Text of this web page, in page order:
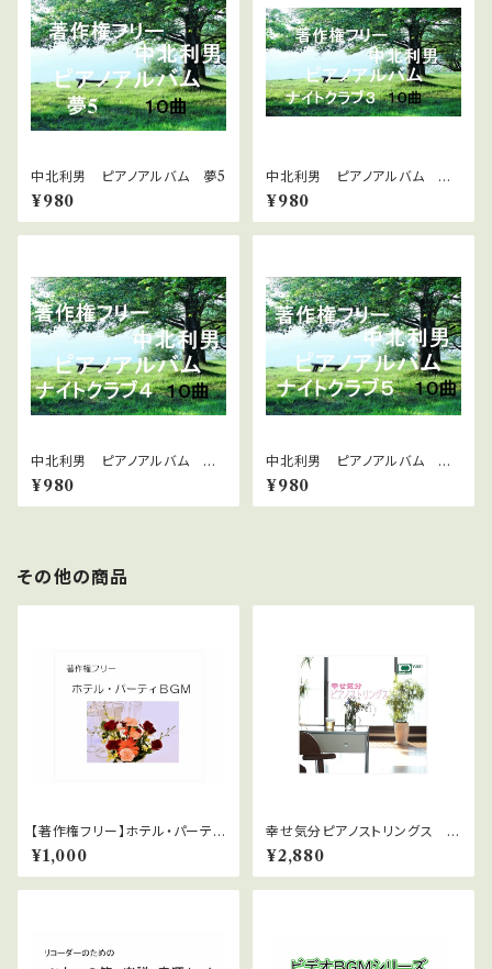
中北利男 ピアノアルバム 夢5
¥980
中北利男 ピアノアルバム ナ
イトクラブ３
¥980
中北利男 ピアノアルバム ナ
イトクラブ4
¥980
中北利男 ピアノアルバム ナ
イトクラブ5
¥980
その他の商品
【著作権フリー】ホテル・パーティ
ーBGM
¥1,000
幸せ気分ピアノストリングス W
AVファイルダウンロード版
¥2,880